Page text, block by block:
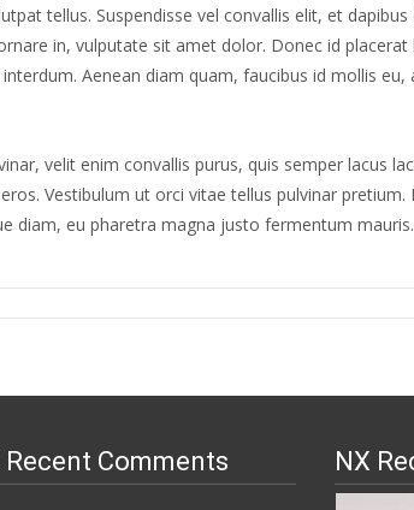
tellus. Suspendisse vel convallis elit, et
in, vulputate sit amet dolor. Donec id
Aenean diam quam, faucibus id mollis
velit enim convallis purus, quis semper lacus
Vestibulum ut orci vitae tellus pulvinar
diam, eu pharetra magna justo fermentum mauris.
Recent Comments NX